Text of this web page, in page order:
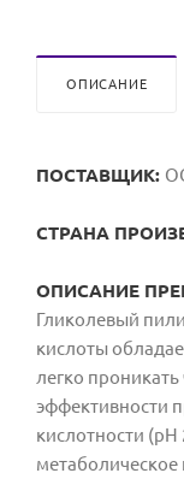
ОПИСАНИЕ
ПОСТАВЩИК:
СТРАНА
ОПИСАНИЕ
Гликолевый
кислоты
легко
эффективности
кислотности